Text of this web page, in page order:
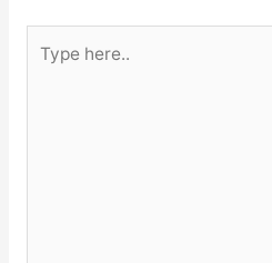
here..